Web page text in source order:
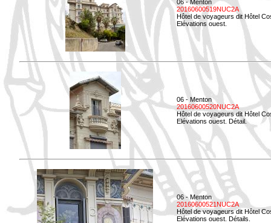
06 - Menton
20160600519NUC2A
Hôtel de voyageurs dit Hôtel
Elévations ouest.
06 - Menton
20160600520NUC2A
Hôtel de voyageurs dit Hôtel
Elévations ouest. Détail.
06 - Menton
20160600521NUC2A
Hôtel de voyageurs dit Hôtel
Elévations ouest. Détails.